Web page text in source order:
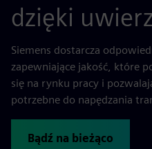
dzięki
Siemens dostarcza
zapewniające jakość, które
się na rynku pracy i
potrzebne do napędzania
Bądź na bieżąco